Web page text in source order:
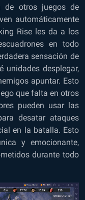
de otros juegos de
automáticamente
Rise les da a los
en todo
sensación de
unidades desplegar,
apuntar. Esto
que falta en otros
pueden usar las
desatar ataques
en la batalla. Esto
y emocionante,
durante todo